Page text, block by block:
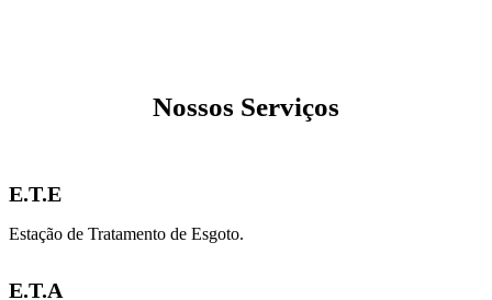
Nossos Serviços
E.T.E
Estação de Tratamento de Esgoto.
E.T.A